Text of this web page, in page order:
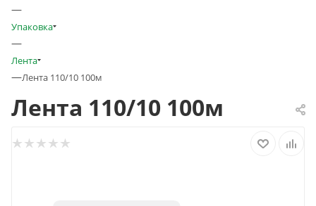
—
Упаковка
—
Лента
—Лента 110/10 100м
Лента 110/10 100м